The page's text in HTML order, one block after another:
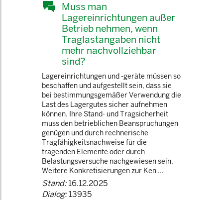
Muss man
Lagereinrichtungen außer
Betrieb nehmen, wenn
Traglastangaben nicht
mehr nachvollziehbar
sind?
Lagereinrichtungen und -geräte müssen so
beschaffen und aufgestellt sein, dass sie
bei bestimmungsgemäßer Verwendung die
Last des Lagergutes sicher aufnehmen
können. Ihre Stand- und Tragsicherheit
muss den betrieblichen Beanspruchungen
genügen und durch rechnerische
Tragfähigkeitsnachweise für die
tragenden Elemente oder durch
Belastungsversuche nachgewiesen sein.
Weitere Konkretisierungen zur Ken ...
Stand:16.12.2025
Dialog:13935